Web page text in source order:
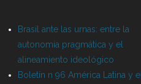
Brasil ante las urnas: entre la
autonomía pragmática y el
alineamiento ideológico
Boletín n 96 América Latina y el